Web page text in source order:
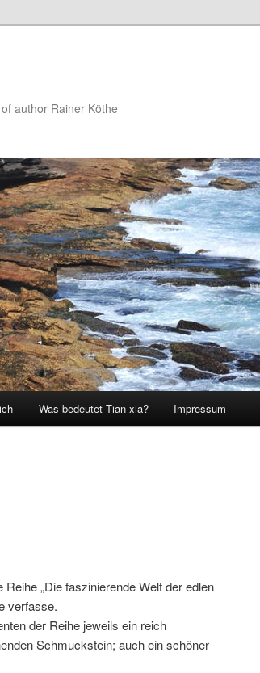
author Rainer Köthe
Was bedeutet Tian-xia? Impressum
„Die faszinierende Welt der edlen
verfasse.
der Reihe jeweils ein reich
Schmuckstein; auch ein schöner